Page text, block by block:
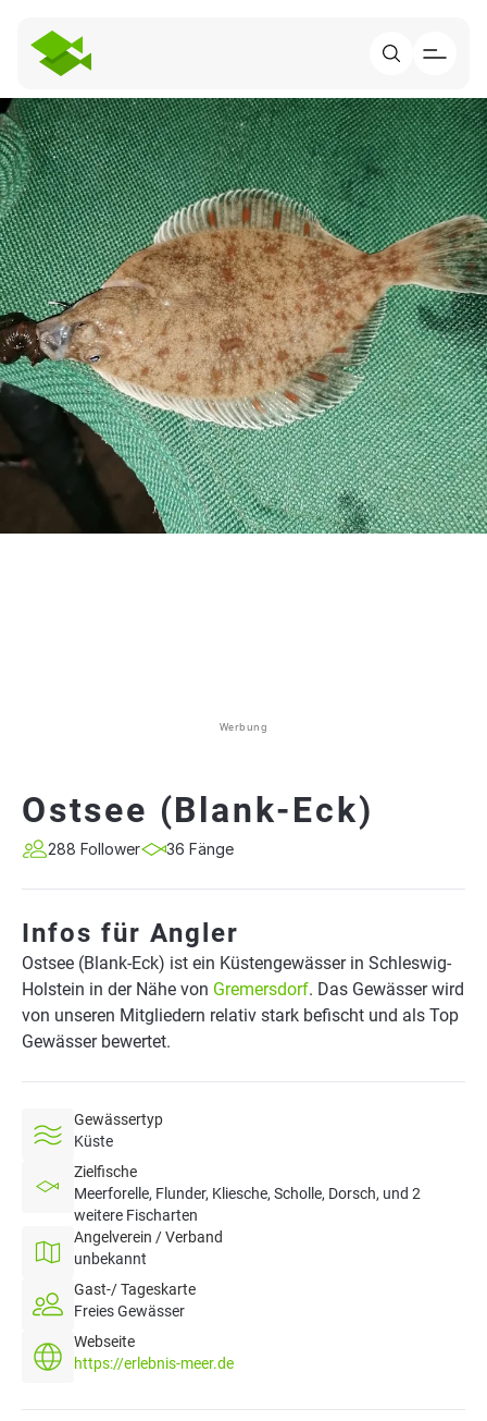
Werbung
Ostsee (Blank-Eck)
288 Follower 36 Fänge
Infos für Angler
Ostsee (Blank-Eck) ist ein Küstengewässer in Schleswig-
Holstein in der Nähe von Gremersdorf. Das Gewässer wird
von unseren Mitgliedern relativ stark befischt und als Top
Gewässer bewertet.
Gewässertyp
Küste
Zielfische
Meerforelle, Flunder, Kliesche, Scholle, Dorsch, und 2
weitere Fischarten
Angelverein / Verband
unbekannt
Gast-/ Tageskarte
Freies Gewässer
Webseite
https://erlebnis-meer.de